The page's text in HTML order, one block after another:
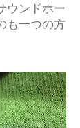
ウンドホー
も一つの方